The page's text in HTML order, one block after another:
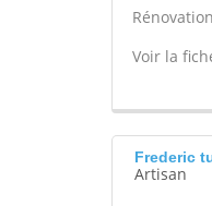
Voir la
Frederic
Artisan